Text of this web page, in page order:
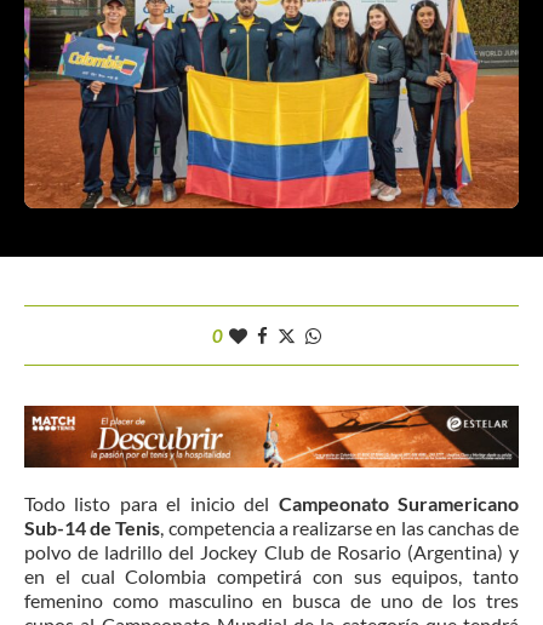
0
Todo listo para el inicio del Campeonato Suramericano
Sub-14 de Tenis , competencia a realizarse en las canchas de
polvo de ladrillo del Jockey Club de Rosario (Argentina) y
en el cual Colombia competirá con sus equipos, tanto
femenino como masculino en busca de uno de los tres